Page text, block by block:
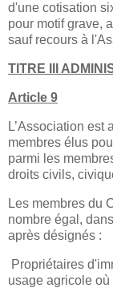
d'une cotisation
pour motif grave,
sauf recours à
TITRE III
Article 9
L’Association
membres élus
parmi les
droits civils,
Les membres du
nombre égal,
après désignés :
Propriétaires
usage agricole où